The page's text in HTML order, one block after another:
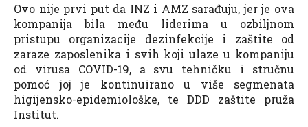
Ovo nije prvi put da INZ i AMZ sarađuju, jer je ova
kompanija bila među liderima u ozbiljnom
pristupu organizacije dezinfekcije i zaštite od
zaraze zaposlenika i svih koji ulaze u kompaniju
od virusa COVID-19, a svu tehničku i stručnu
pomoć joj je kontinuirano u više segmenata
higijensko-epidemiološke, te DDD zaštite pruža
Institut.